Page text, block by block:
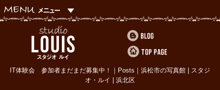
IT体験会 参加者まだまだ募集中！｜Posts｜浜松市の写真館 | スタジ
オ・ルイ | 浜北区